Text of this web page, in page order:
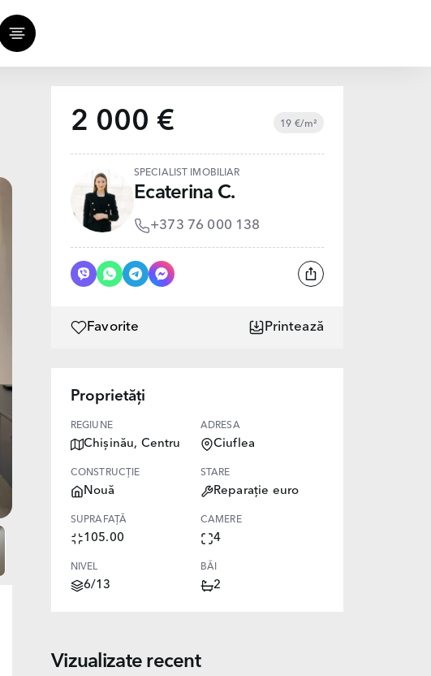
2 000 € 19 €/m²
SPECIALIST IMOBILIAR
Ecaterina C.
+373 76 000 138
Favorite Printează
Proprietăți
REGIUNE
Chișinău, Centru
ADRESA
Ciuflea
CONSTRUCȚIE
Nouă
STARE
Reparație euro
SUPRAFAȚĂ
105.00
CAMERE
4
NIVEL
6/13
BĂI
2
Vizualizate recent